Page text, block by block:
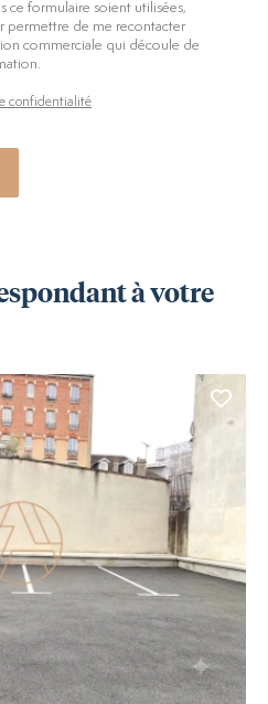
ce formulaire soient utilisées,
permettre de me recontacter
commerciale qui découle de
confidentialité
à votre